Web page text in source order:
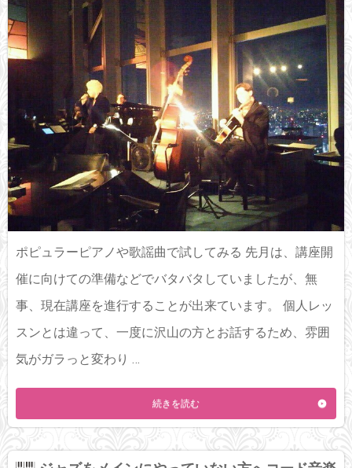
ポピュラーピアノや歌謡曲で試してみる 先月は、講座開
催に向けての準備などでバタバタしていましたが、無
事、現在講座を進行することが出来ています。 個人レッ
スンとは違って、一度に沢山の方とお話するため、雰囲
気がガラっと変わり …
続きを読む